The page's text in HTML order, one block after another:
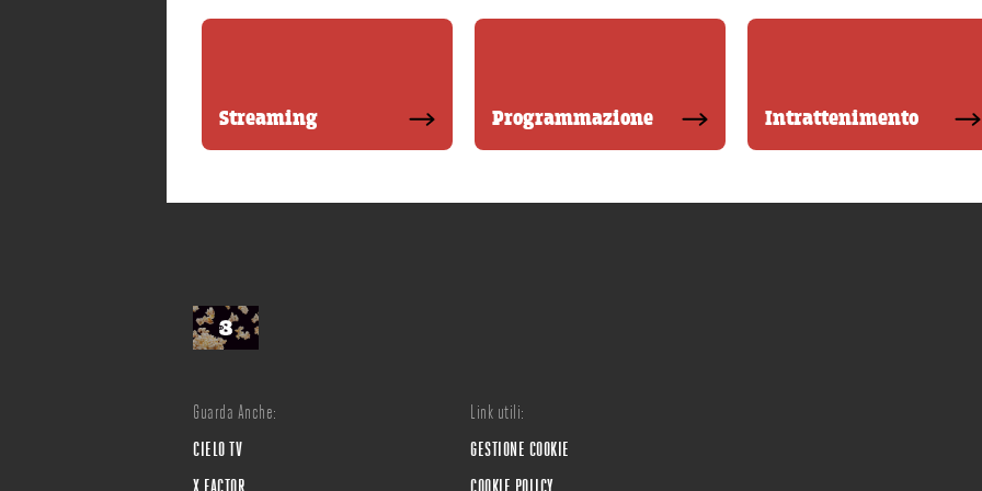
Streaming Programmazione Intrattenimento
Guarda Anche:
CIELO TV
X FACTOR
Link utili:
GESTIONE COOKIE
COOKIE POLICY